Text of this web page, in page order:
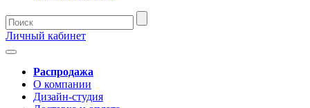
Личный кабинет
Распродажа
О компании
Дизайн-студия